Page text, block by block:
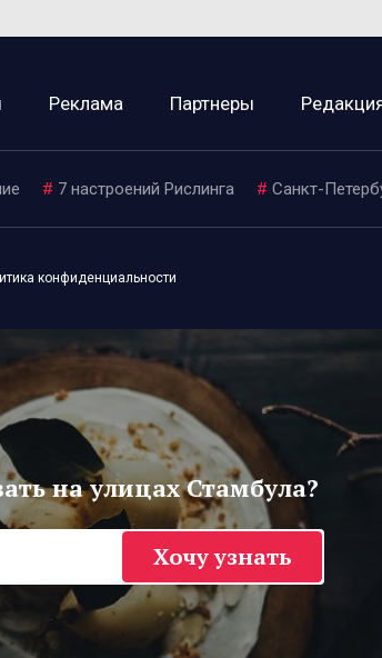
Реклама Партнеры
# 7 настроений Рислинга # Санкт-
конфиденциальности
на улицах Стамбула?
Хочу узнать